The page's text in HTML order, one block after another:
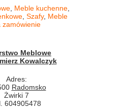
, Meble kuchenne,
, Szafy, Meble
zamówienie
Meblowe
Kowalczyk
Adres:
Radomsko
Żwirki 7
604905478